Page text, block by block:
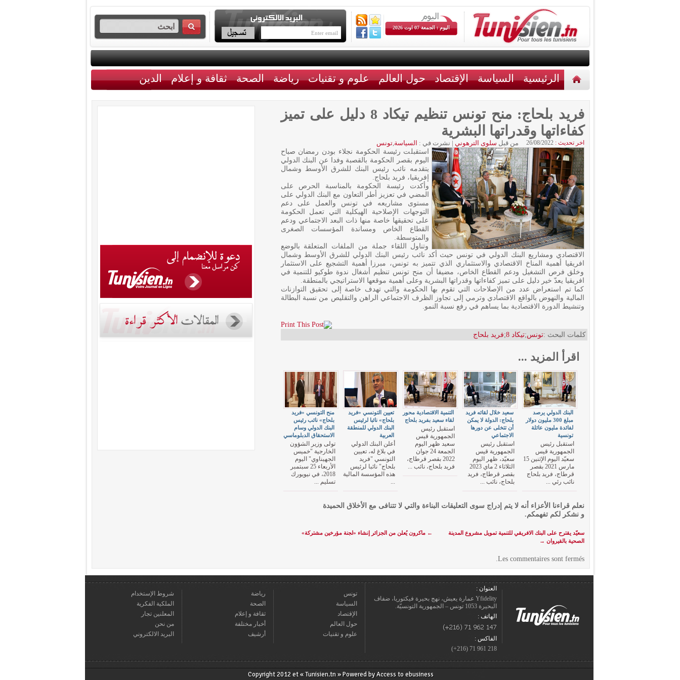
اليوم : الجمعة 07 اوت 2026
الرئيسية السياسة الإقتصاد حول العالم علوم و تقنيات رياضة الصحة ثقافة و إعلام الدين
فريد بلحاج: منح تونس تنظيم تيكاد 8 دليل على تميز
كفاءاتها وقدراتها البشرية
اخر تحديث : 26/08/2022 من قبل سلوى الترهوني | نشرت في : السياسة,تونس
استقبلت رئيسة الحكومة نجلاء بودن رمضان صباح
اليوم بقصر الحكومة بالقصبة وفدا عن البنك الدولي
يتقدمه نائب رئيس البنك للشرق الأوسط وشمال
إفريقيا، فريد بلحاج.
وأكدت رئيسة الحكومة بالمناسبة الحرص على
المضي في تعزيز أطر التعاون مع البنك الدولي على
مستوى مشاريعه في تونس والعمل على دعم
التوجهات الإصلاحية الهيكلية التي تعمل الحكومة
على تحقيقها خاصة منها ذات البعد الاجتماعي ودعم
القطاع الخاص ومساندة المؤسسات الصغرى
والمتوسطة.
وتناول اللقاء جملة من الملفات المتعلقة بالوضع
الاقتصادي ومشاريع البنك الدولي في تونس حيث أكد نائب رئيس البنك الدولي للشرق الأوسط وشمال
افريقيا أهمية المناخ الاقتصادي والاستثماري الذي تتميز به تونس، مبرزا أهمية التشجيع على الاستثمار
وخلق فرص التشغيل ودعم القطاع الخاص، مضيفا أن منح تونس تنظيم أشغال ندوة طوكيو للتنمية في
افريقيا يعدّ خير دليل على تميز كفاءاتها وقدراتها البشرية وعلى أهمية موقعها الاستراتيجي بالمنطقة.
كما تم استعراض عدد من الإصلاحات التي تقوم بها الحكومة والتي تهدف خاصة إلى تحقيق التوازنات
المالية والنهوض بالواقع الاقتصادي وترمي إلى تجاوز الظرف الاجتماعي الراهن والتقليص من نسبة البطالة
وتنشيط الدورة الاقتصادية بما يساهم في رفع نسبة النمو.
كلمات البحث :تونس;تيكاد 8 ;فريد بلحاج
اقرأ المزيد ...
منح التونسي «فريد
بلحاج» نائب رئيس
البنك الدولي وسام
الاستحقاق الدبلوماسي
تولى وزير الشؤون
الخارجية "خميس
الجهيناوي" اليوم
الأربعاء 25 سبتمبر
2018، في نيويورك
تسليم ...
تعيين التونسي «فريد
بلحاج» نائبا لرئيس
البنك الدولي للمنطقة
العربية
أعلن البنك الدولي
في بلاغ له، تعيين
التونسي "فريد
بلحاج" نائبا لرئيس
هذه المؤسسة المالية
...
التنمية الاقتصادية محور
لقاء سعيد بفريد بلحاج
استقبل رئيس
الجمهورية قيس
سعيد ظهر اليوم
الجمعة 24 جوان
2022 بقصر قرطاج،
فريد بلحاج، نائب ...
سعيد خلال لقائه فريد
بلحاج: الدولة لا يمكن
أن تتخلى عن دورها
الاجتماعي
استقبل رئيس
الجمهورية قيس
سعيّد، ظهر اليوم
الثلاثاء 2 ماي 2023
بقصر قرطاج، فريد
بلحاج، نائب ...
البنك الدولي يرصد
مبلغ 300 مليون دولار
لفائدة مليون عائلة
تونسية
استقبل رئيس
الجمهورية قيس
سعيّد اليوم الإثنين 15
مارس 2021 بقصر
قرطاج، فريد بلحاج
نائب رئي ...
نعلم قراءنا الأعزاء أنه لا يتم إدراج سوى التعليقات البناءة والتي لا تتنافى مع الأخلاق الحميدة
و نشكر لكم تفهمكم.
← ماكرون يُعلن من الجزائر إنشاء «لجنة مؤرخين مشتركة»
سعيّد يقترح على البنك الافريقي للتنمية تمويل مشروع المدينة
الصحية بالقيروان →
Les commentaires sont fermés.
العنوان :
Yfidelity عمارة يعيش، نهج بحيرة فيكتوريا، ضفاف
البحيرة 1053 تونس – الجمهورية التونسيّة.
الهاتف :
الفاكس :
218 961 71 (216+)
تونس
السياسة
الإقتصاد
حول العالم
علوم و تقنيات
رياضة
الصحة
ثقافة و إعلام
أخبار مختلفة
أرشيف
شروط الإستخدام
الملكية الفكرية
المعلنين تجار
من نحن
البريد الالكتروني
Copyright 2012 et « Tunisien.tn » Powered byAccess to ebusiness